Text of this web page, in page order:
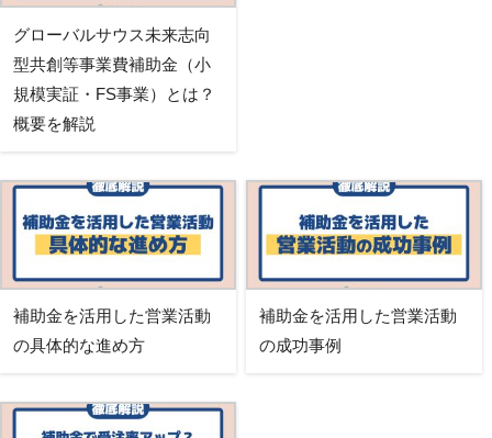
グローバルサウス未来志向
型共創等事業費補助金（小
規模実証・FS事業）とは？
概要を解説
補助金を活用した営業活動
の具体的な進め方
補助金を活用した営業活動
の成功事例